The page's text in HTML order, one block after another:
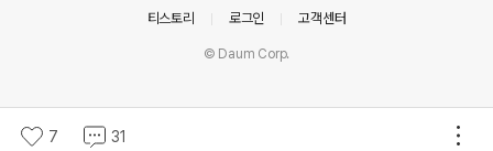
7 31
티스토리 로그인 고객센터
© Daum Corp.